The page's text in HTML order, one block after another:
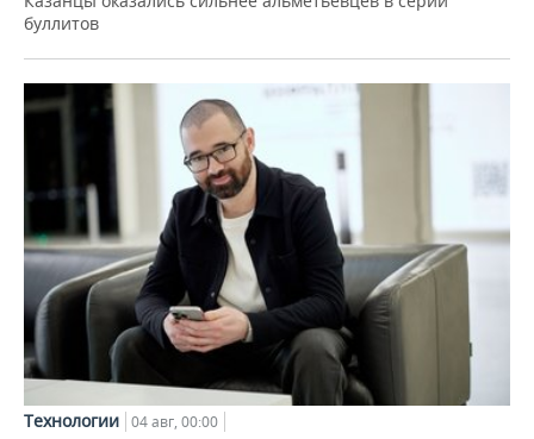
буллитов
Технологии 04 авг, 00:00